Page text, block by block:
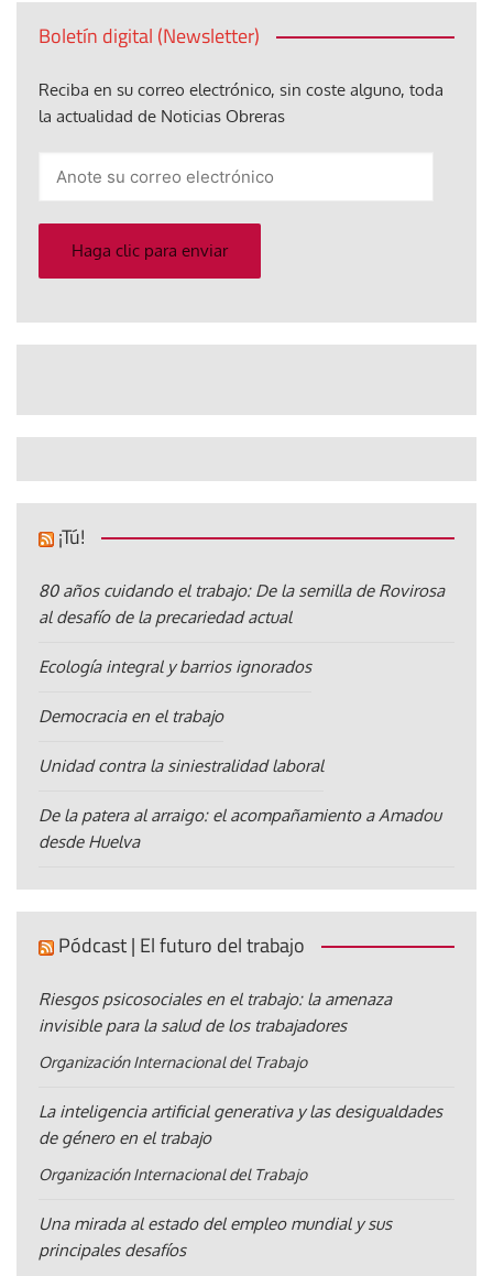
Boletín digital (Newsletter)
Reciba en su correo electrónico, sin coste alguno, toda
la actualidad de Noticias Obreras
electrónico
Haga clic para enviar
¡Tú!
80 años cuidando el trabajo: De la semilla de Rovirosa
al desafío de la precariedad actual
Ecología integral y barrios ignorados
Democracia en el trabajo
Unidad contra la siniestralidad laboral
De la patera al arraigo: el acompañamiento a Amadou
desde Huelva
Pódcast | El futuro del trabajo
Riesgos psicosociales en el trabajo: la amenaza
invisible para la salud de los trabajadores
Organización Internacional del Trabajo
La inteligencia artificial generativa y las desigualdades
de género en el trabajo
Organización Internacional del Trabajo
Una mirada al estado del empleo mundial y sus
principales desafíos